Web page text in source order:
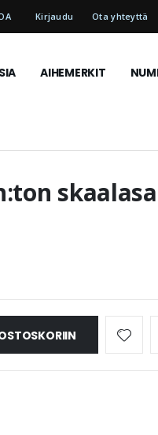
Kirjaudu Ota yhteyttä
AIHEMERKIT